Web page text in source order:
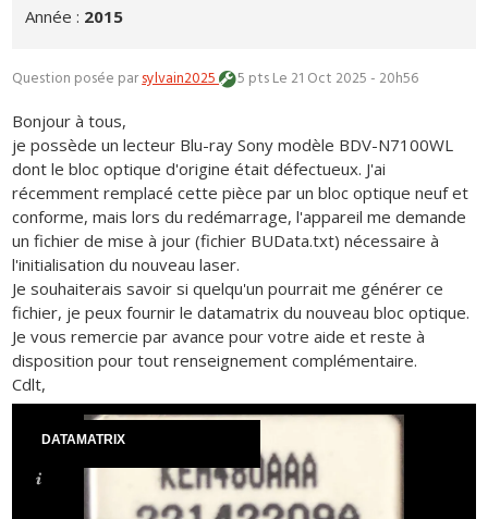
Année : 2015
Question posée parsylvain2025 5 ptsLe 21 Oct 2025 - 20h56
Bonjour à tous,
je possède un lecteur Blu-ray Sony modèle BDV-N7100WL
dont le bloc optique d'origine était défectueux. J'ai
récemment remplacé cette pièce par un bloc optique neuf et
conforme, mais lors du redémarrage, l'appareil me demande
un fichier de mise à jour (fichier BUData.txt) nécessaire à
l'initialisation du nouveau laser.
Je souhaiterais savoir si quelqu'un pourrait me générer ce
fichier, je peux fournir le datamatrix du nouveau bloc optique.
Je vous remercie par avance pour votre aide et reste à
disposition pour tout renseignement complémentaire.
Cdlt,
DATAMATRIX